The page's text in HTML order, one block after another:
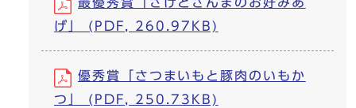
最優秀賞「さけとさんまのお好みあ
げ」 (PDF, 260.97KB)
優秀賞「さつまいもと豚肉のいもか
つ」 (PDF, 250.73KB)